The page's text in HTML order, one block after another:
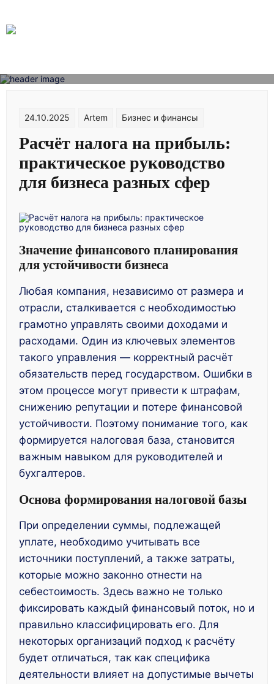
content
24.10.2025 Artem Бизнес и финансы
Расчёт налога на прибыль:
практическое руководство
для бизнеса разных сфер
Значение финансового планирования
для устойчивости бизнеса
Любая компания, независимо от размера и
отрасли, сталкивается с необходимостью
грамотно управлять своими доходами и
расходами. Один из ключевых элементов
такого управления — корректный расчёт
обязательств перед государством. Ошибки в
этом процессе могут привести к штрафам,
снижению репутации и потере финансовой
устойчивости. Поэтому понимание того, как
формируется налоговая база, становится
важным навыком для руководителей и
бухгалтеров.
Основа формирования налоговой базы
При определении суммы, подлежащей
уплате, необходимо учитывать все
источники поступлений, а также затраты,
которые можно законно отнести на
себестоимость. Здесь важно не только
фиксировать каждый финансовый поток, но и
правильно классифицировать его. Для
некоторых организаций подход к расчёту
будет отличаться, так как специфика
деятельности влияет на допустимые вычеты